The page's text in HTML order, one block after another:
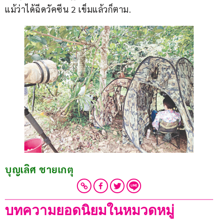
แม้ว่าได้ฉีดวัคซีน 2 เข็มแล้วก็ตาม.
บุญเลิศ ชายเกตุ
บทความยอดนิยมในหมวดหมู่